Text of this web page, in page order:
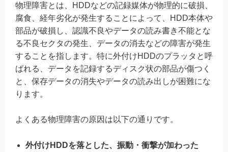
物理障害とは、HDDなどの記録媒体が物理的に破損、
腐食、経年劣化が発生することによって、HDD本体や
部品が破損し、認識不良やデータの読み書き不能とな
る不良セクタの発生、データの消去などの障害が発生
することを指します。特に外付けHDDのプラッタと呼
ばれる、データを記録するディスク状の部品が傷つく
と、保存データの消失やデータの読み出しが困難にな
ります。
よくある物理障害の原因は以下の通りです。
外付けHDDを落とした、振動・衝撃が加わった